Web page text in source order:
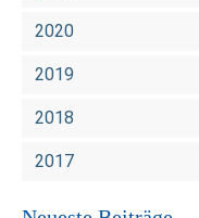
2020
2019
2018
2017